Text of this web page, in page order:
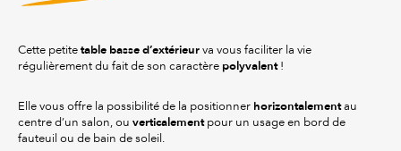
Cette petite table basse d’extérieur va vous faciliter la vie
régulièrement du fait de son caractère polyvalent!
Elle vous offre la possibilité de la positionner horizontalementau
centre d’un salon, ou verticalementpour un usage en bord de
fauteuil ou de bain de soleil.